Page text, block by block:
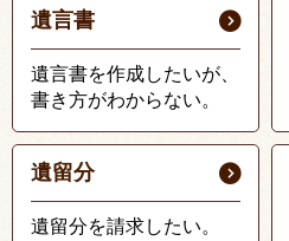
遺言書
遺言書を作成したいが、
書き方がわからない。
遺留分
遺留分を請求したい。